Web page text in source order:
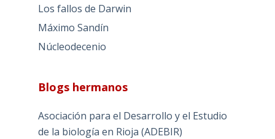
Los fallos de Darwin
Máximo Sandín
Núcleodecenio
Blogs hermanos
Asociación para el Desarrollo y el Estudio
de la biología en Rioja (ADEBIR)